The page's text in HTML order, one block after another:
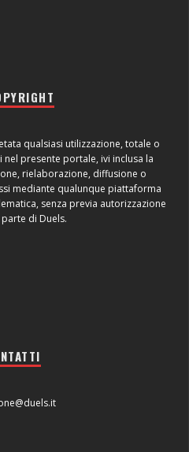
qualsiasi utilizzazione, totale o
presente portale, ivi inclusa la
rielaborazione, diffusione o
mediante qualunque piattaforma
senza previa autorizzazione
di Duels.